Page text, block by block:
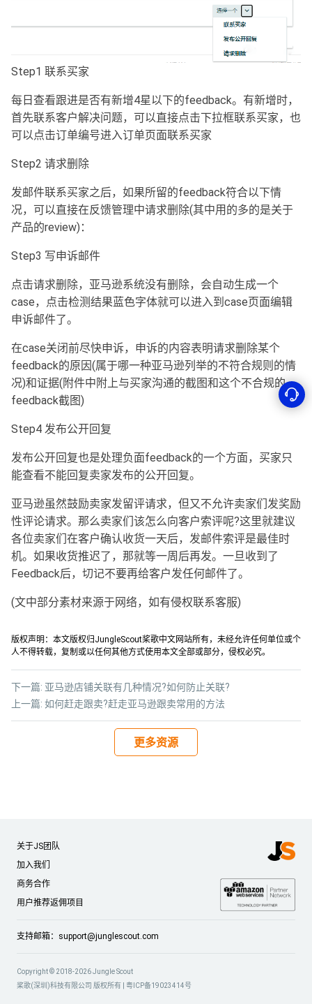
Step1 联系买家
每日查看跟进是否有新增4星以下的feedback。有新增时，
首先联系客户解决问题，可以直接点击下拉框联系买家，也
可以点击订单编号进入订单页面联系买家
Step2 请求删除
发邮件联系买家之后，如果所留的feedback符合以下情
况，可以直接在反馈管理中请求删除(其中用的多的是关于
产品的review)：
Step3 写申诉邮件
点击请求删除，亚马逊系统没有删除，会自动生成一个
case，点击检测结果蓝色字体就可以进入到case页面编辑
申诉邮件了。
在case关闭前尽快申诉，申诉的内容表明请求删除某个
feedback的原因(属于哪一种亚马逊列举的不符合规则的情
况)和证据(附件中附上与买家沟通的截图和这个不合规的
feedback截图)
Step4 发布公开回复
发布公开回复也是处理负面feedback的一个方面，买家只
能查看不能回复卖家发布的公开回复。
亚马逊虽然鼓励卖家发留评请求，但又不允许卖家们发奖励
性评论请求。那么卖家们该怎么向客户索评呢?这里就建议
各位卖家们在客户确认收货一天后，发邮件索评是最佳时
机。如果收货推迟了，那就等一周后再发。一旦收到了
Feedback后，切记不要再给客户发任何邮件了。
(文中部分素材来源于网络，如有侵权联系客服)
版权声明：本文版权归JungleScout桨歌中文网站所有，未经允许任何单位或个
人不得转载，复制或以任何其他方式使用本文全部或部分，侵权必究。
上一篇: 如何赶走跟卖?赶走亚马逊跟卖常用的方法
下一篇: 亚马逊店铺关联有几种情况?如何防止关联?
更多资源
关于JS团队
加入我们
商务合作
用户推荐返佣项目
支持邮箱： support@junglescout.com
Copyright © 2018-2026 Jungle Scout
桨歌(深圳)科技有限公司 版权所有 | 粤ICP备19023414号